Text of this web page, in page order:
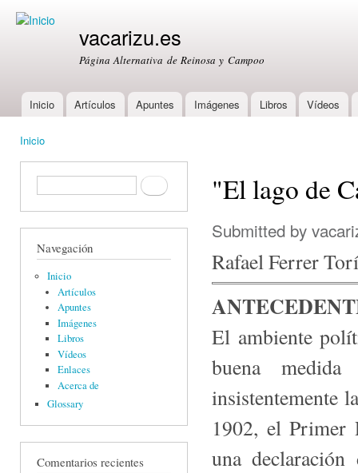
vacarizu.es
Página Alternativa de Reinosa y Campoo
Main menu
Inicio Artículos Apuntes Imágenes Libros Vídeos
Inicio
Formulario de búsquedaBuscar
Navegación
Inicio
Artículos
Apuntes
Imágenes
Libros
Vídeos
Enlaces
Acerca de
Glossary
Comentarios recientes
"El lago de
Submitted by
Rafael Ferrer
El ambiente
buena medida
insistentemente
1902, el Primer
una